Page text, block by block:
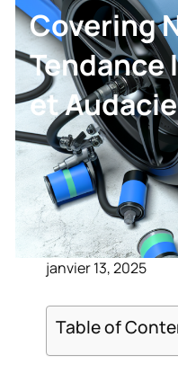
Covering
et
janvier 13, 2025
Table of